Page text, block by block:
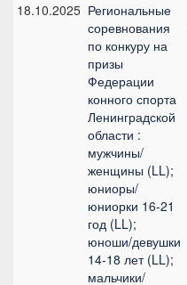
18.10.2025 Региональные
соревнования
по конкуру на
призы
Федерации
конного спорта
Ленинградской
области :
мужчины/
женщины (LL);
юниоры/
юниорки 16-21
год (LL);
юноши/девушки
14-18 лет (LL);
мальчики/